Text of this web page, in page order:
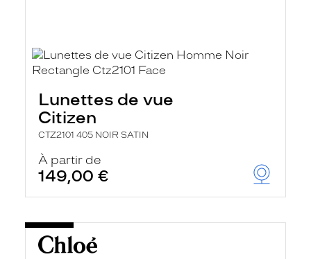
Lunettes de vue
Citizen
CTZ2101 405 NOIR SATIN
À partir de
149,00 €